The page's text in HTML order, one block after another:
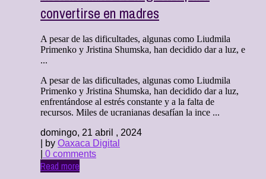
convertirse en madres
A pesar de las dificultades, algunas como Liudmila
Primenko y Jristina Shumska, han decidido dar a luz, e
...
A pesar de las dificultades, algunas como Liudmila
Primenko y Jristina Shumska, han decidido dar a luz,
enfrentándose al estrés constante y a la falta de
recursos. Miles de ucranianas desafían la ince ...
domingo, 21 abril , 2024
| by Oaxaca Digital
0 comments
Read more